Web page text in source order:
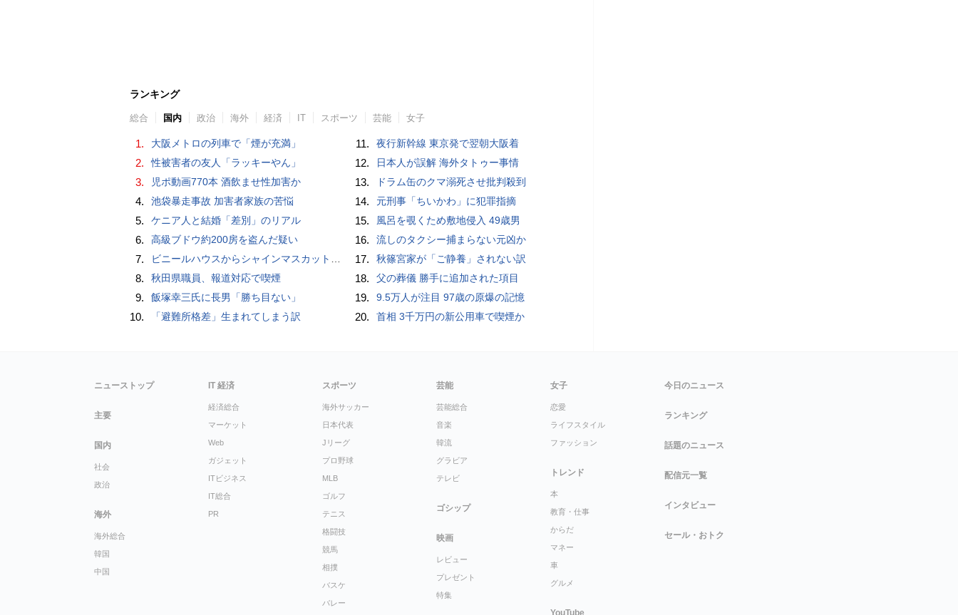
ランキング
総合 国内 政治 海外 経済 IT スポーツ 芸能 女子
1. 大阪メトロの列車で「煙が充満」
2. 性被害者の友人「ラッキーやん」
3. 児ポ動画770本 酒飲ませ性加害か
4. 池袋暴走事故 加害者家族の苦悩
5. ケニア人と結婚「差別」のリアル
6. 高級ブドウ約200房を盗んだ疑い
7. ビニールハウスからシャインマスカット約200房を盗んだ疑い ネットで販売か 無職の男（42）逮捕 岡山県警
8. 秋田県職員、報道対応で喫煙
9. 飯塚幸三氏に長男「勝ち目ない」
10. 「避難所格差」生まれてしまう訳
11. 夜行新幹線 東京発で翌朝大阪着
12. 日本人が誤解 海外タトゥー事情
13. ドラム缶のクマ溺死させ批判殺到
14. 元刑事「ちいかわ」に犯罪指摘
15. 風呂を覗くため敷地侵入 49歳男
16. 流しのタクシー捕まらない元凶か
17. 秋篠宮家が「ご静養」されない訳
18. 父の葬儀 勝手に追加された項目
19. 9.5万人が注目 97歳の原爆の記憶
20. 首相 3千万円の新公用車で喫煙か
ニューストップ
主要
国内
社会
政治
海外
海外総合
韓国
中国
IT 経済
経済総合
マーケット
Web
ガジェット
ITビジネス
IT総合
PR
スポーツ
海外サッカー
日本代表
Jリーグ
プロ野球
MLB
ゴルフ
テニス
格闘技
競馬
相撲
バスケ
バレー
芸能
芸能総合
音楽
韓流
グラビア
テレビ
ゴシップ
映画
レビュー
プレゼント
特集
女子
恋愛
ライフスタイル
ファッション
トレンド
本
教育・仕事
からだ
マネー
車
グルメ
YouTube
今日のニュース
ランキング
話題のニュース
配信元一覧
インタビュー
セール・おトク